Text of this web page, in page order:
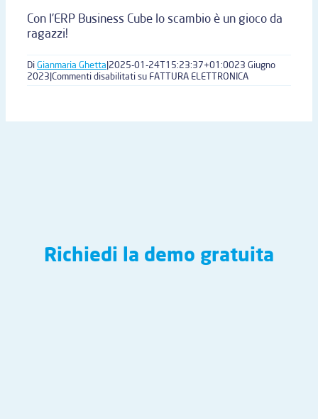
Con l’ERP Business Cube lo scambio è un gioco da
ragazzi!
DiGianmaria Ghetta|2025-01-24T15:23:37+01:0023 Giugno
2023|Commenti disabilitatisu FATTURA ELETTRONICA
Richiedi la demo gratuita